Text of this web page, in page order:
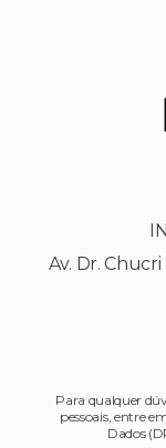
Av. Dr. Chucri
Para qualquer
pessoais, entre
Dados